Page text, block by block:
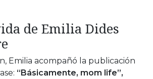
de Emilia Dides
Emilia acompañó la publicación
“Básicamente, mom life”,